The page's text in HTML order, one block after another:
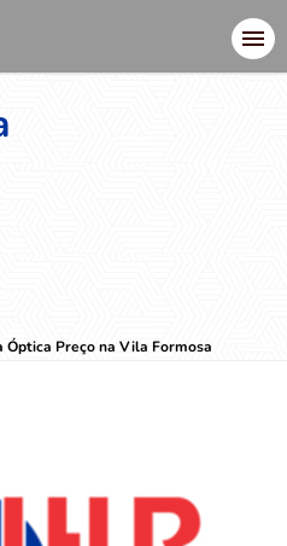
Óptica Preço na Vila Formosa